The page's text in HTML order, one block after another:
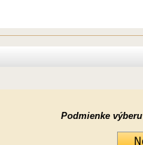
Podmienke výberu